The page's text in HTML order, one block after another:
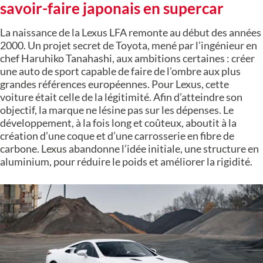
savoir-faire japonais en supercar
La naissance de la Lexus LFA remonte au début des années
2000. Un projet secret de Toyota, mené par l’ingénieur en
chef Haruhiko Tanahashi, aux ambitions certaines : créer
une auto de sport capable de faire de l’ombre aux plus
grandes références européennes. Pour Lexus, cette
voiture était celle de la légitimité. Afin d’atteindre son
objectif, la marque ne lésine pas sur les dépenses. Le
développement, à la fois long et coûteux, aboutit à la
création d’une coque et d’une carrosserie en fibre de
carbone. Lexus abandonne l’idée initiale, une structure en
aluminium, pour réduire le poids et améliorer la rigidité.